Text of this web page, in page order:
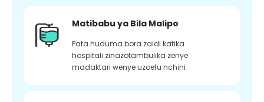
Matibabu ya Bila Malipo
Pata huduma bora zaidi katika
hospitali zinazotambulika zenye
madaktari wenye uzoefu nchini